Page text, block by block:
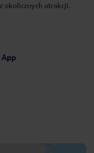
okolicznych atrakcji.